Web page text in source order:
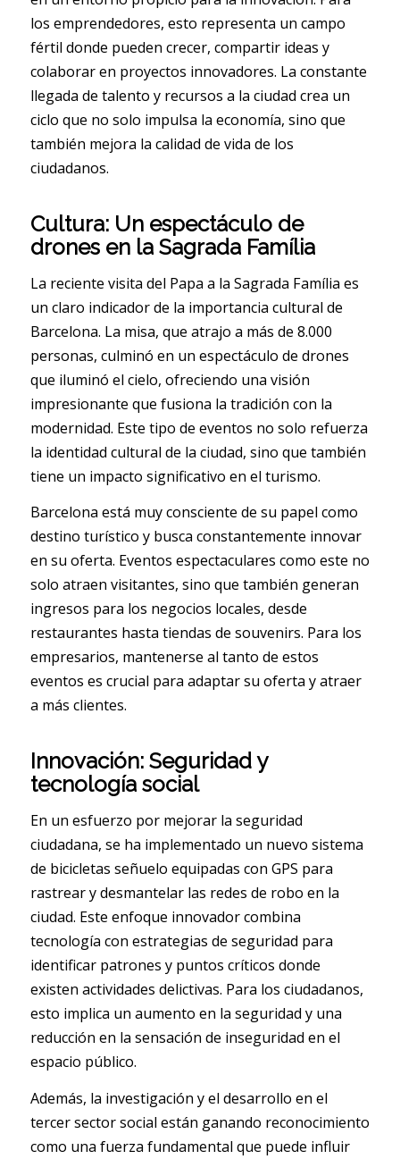
los emprendedores, esto representa un campo
fértil donde pueden crecer, compartir ideas y
colaborar en proyectos innovadores. La constante
llegada de talento y recursos a la ciudad crea un
ciclo que no solo impulsa la economía, sino que
también mejora la calidad de vida de los
ciudadanos.
Cultura: Un espectáculo de
drones en la Sagrada Família
La reciente visita del Papa a la Sagrada Família es
un claro indicador de la importancia cultural de
Barcelona. La misa, que atrajo a más de 8.000
personas, culminó en un espectáculo de drones
que iluminó el cielo, ofreciendo una visión
impresionante que fusiona la tradición con la
modernidad. Este tipo de eventos no solo refuerza
la identidad cultural de la ciudad, sino que también
tiene un impacto significativo en el turismo.
Barcelona está muy consciente de su papel como
destino turístico y busca constantemente innovar
en su oferta. Eventos espectaculares como este no
solo atraen visitantes, sino que también generan
ingresos para los negocios locales, desde
restaurantes hasta tiendas de souvenirs. Para los
empresarios, mantenerse al tanto de estos
eventos es crucial para adaptar su oferta y atraer
a más clientes.
Innovación: Seguridad y
tecnología social
En un esfuerzo por mejorar la seguridad
ciudadana, se ha implementado un nuevo sistema
de bicicletas señuelo equipadas con GPS para
rastrear y desmantelar las redes de robo en la
ciudad. Este enfoque innovador combina
tecnología con estrategias de seguridad para
identificar patrones y puntos críticos donde
existen actividades delictivas. Para los ciudadanos,
esto implica un aumento en la seguridad y una
reducción en la sensación de inseguridad en el
espacio público.
Además, la investigación y el desarrollo en el
tercer sector social están ganando reconocimiento
como una fuerza fundamental que puede influir